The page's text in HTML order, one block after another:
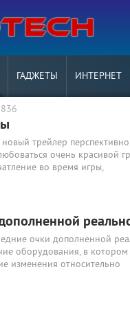
ГАДЖЕТЫ ИНТЕРНЕТ
трейлер
очень красивой
во время игры,
очки дополненной
оборудования, в котором
изменения относительно